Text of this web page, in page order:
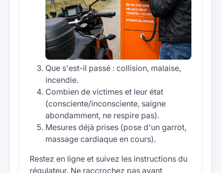
Que s'est-il passé : collision, malaise,
incendie.
Combien de victimes et leur état
(consciente/inconsciente, saigne
abondamment, ne respire pas).
Mesures déjà prises (pose d'un garrot,
massage cardiaque en cours).
Restez en ligne et suivez les instructions du
régulateur. Ne raccrochez pas avant